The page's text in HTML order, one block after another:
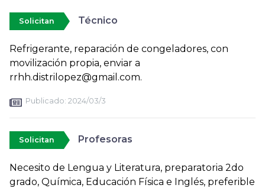
Solicitan Técnico
Refrigerante, reparación de congeladores, con
movilización propia, enviar a
rrhh.distrilopez@gmail.com.
Publicado: 2024/03/3
Solicitan Profesoras
Necesito de Lengua y Literatura, preparatoria 2do
grado, Química, Educación Física e Inglés, preferible